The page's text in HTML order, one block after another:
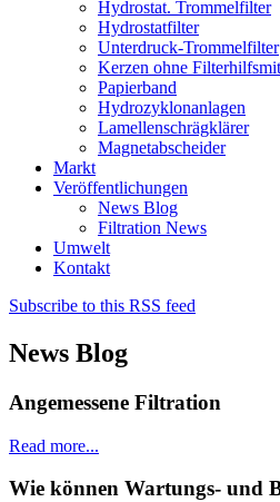
Hydrostat. Trommelfilter
Hydrostatfilter
Unterdruck-Trommelfilter
Kerzen ohne
Papierband
Hydrozyklonanlagen
Lamellenschrägklärer
Magnetabscheider
Markt
Veröffentlichungen
News Blog
Filtration News
Umwelt
Kontakt
Subscribe to this RSS feed
News Blog
Angemessene Filtration
Read more...
Wie können Wartungs- und